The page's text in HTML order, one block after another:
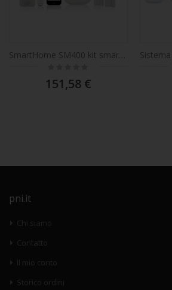
151,58 €
pni.it
Chi siamo
Contatto
Il mio conto
Storico ordini